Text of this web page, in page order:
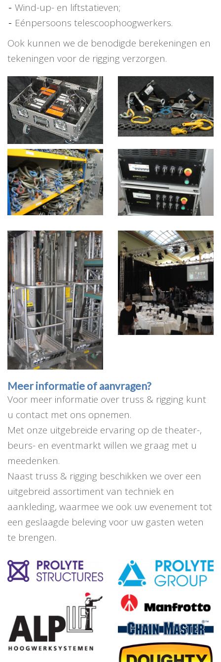
Wind-up- en liftstatieven;
Eénpersoons telescoophoogwerkers.
Ook kunnen we de benodigde berekeningen en
tekeningen voor de rigging verzorgen.
Meer informatie of aanvragen?
Voor meer informatie over truss & rigging kunt
u contact met ons opnemen.
Met onze uitgebreide ervaring op de theater-,
beurs- en eventmarkt willen we graag met u
meedenken.
Naast truss & rigging beschikken we over een
uitgebreid assortiment van techniek en
aankleding, waarmee we ook uw evenement tot
een geslaagde beleving voor uw gasten weten
te brengen.